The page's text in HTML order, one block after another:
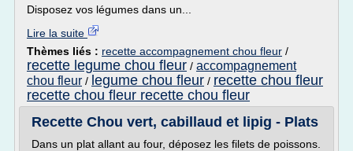
Disposez vos légumes dans un...
Lire la suite
Thèmes liés : recette accompagnement chou fleur /
recette legume chou fleur / accompagnement
chou fleur / legume chou fleur / recette chou fleur
recette chou fleur recette chou fleur
Recette Chou vert, cabillaud et lipig - Plats
Dans un plat allant au four, déposez les filets de poissons.